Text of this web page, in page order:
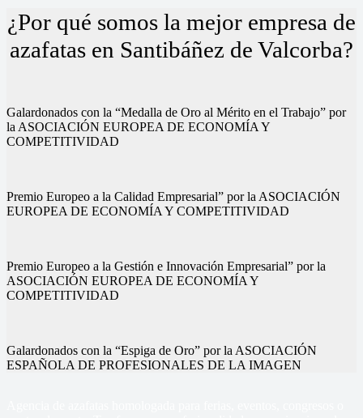
¿Por qué somos la mejor empresa de
azafatas en Santibáñez de Valcorba?
Galardonados con la “Medalla de Oro al Mérito en el Trabajo” por
la ASOCIACIÓN EUROPEA DE ECONOMÍA Y
COMPETITIVIDAD
Premio Europeo a la Calidad Empresarial” por la ASOCIACIÓN
EUROPEA DE ECONOMÍA Y COMPETITIVIDAD
Premio Europeo a la Gestión e Innovación Empresarial” por la
ASOCIACIÓN EUROPEA DE ECONOMÍA Y
COMPETITIVIDAD
Galardonados con la “Espiga de Oro” por la ASOCIACIÓN
ESPAÑOLA DE PROFESIONALES DE LA IMAGEN